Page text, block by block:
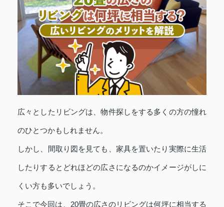
広々としたリビングは、物件探しをする多くの方の憧れ
のひとつかもしれません。
しかし、間取り図を見ても、家具を置いたり実際に生活
したりするとどれほどの広さになるのかイメージがしに
くい方も多いでしょう。
そこで今回は、20畳の広さのリビングは何坪に相当する